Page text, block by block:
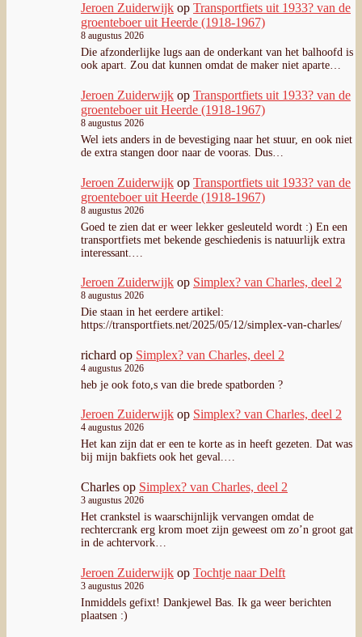
Jeroen Zuiderwijk op Transportfiets uit 1933? van de
groenteboer uit Heerde (1918-1967)
8 augustus 2026
Die afzonderlijke lugs aan de onderkant van het balhoofd is
ook apart. Zou dat kunnen omdat de maker niet aparte…
Jeroen Zuiderwijk op Transportfiets uit 1933? van de
groenteboer uit Heerde (1918-1967)
8 augustus 2026
Wel iets anders in de bevestiging naar het stuur, en ook niet
de extra stangen door naar de vooras. Dus…
Jeroen Zuiderwijk op Transportfiets uit 1933? van de
groenteboer uit Heerde (1918-1967)
8 augustus 2026
Goed te zien dat er weer lekker gesleuteld wordt :) En een
transportfiets met bekende geschiedenis is natuurlijk extra
interessant.…
Jeroen Zuiderwijk op Simplex? van Charles, deel 2
8 augustus 2026
Die staan in het eerdere artikel:
https://transportfiets.net/2025/05/12/simplex-van-charles/
richard op Simplex? van Charles, deel 2
4 augustus 2026
heb je ook foto,s van die brede spatborden ?
Jeroen Zuiderwijk op Simplex? van Charles, deel 2
4 augustus 2026
Het kan zijn dat er een te korte as in heeft gezeten. Dat was
bij mijn bakfiets ook het geval.…
Charles op Simplex? van Charles, deel 2
3 augustus 2026
Het crankstel is waarschijnlijk vervangen omdat de
rechtercrank erg krom moet zijn geweest om zo’n groot gat
in de achtervork…
Jeroen Zuiderwijk op Tochtje naar Delft
3 augustus 2026
Inmiddels gefixt! Dankjewel Bas. Ik ga weer berichten
plaatsen :)